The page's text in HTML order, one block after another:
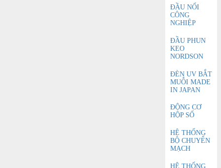
ĐẦU NỐI
CÔNG
NGHIỆP
ĐẦU PHUN
KEO
NORDSON
ĐÈN UV BẮT
MUỖI MADE
IN JAPAN
ĐỘNG CƠ
HỘP SỐ
HỆ THỐNG
BỘ CHUYỂN
MẠCH
HỆ THỐNG